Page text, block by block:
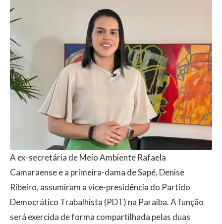
A ex-secretária de Meio Ambiente Rafaela
Camaraense e a primeira-dama de Sapé, Denise
Ribeiro, assumiram a vice-presidência do Partido
Democrático Trabalhista (PDT) na Paraíba. A função
será exercida de forma compartilhada pelas duas